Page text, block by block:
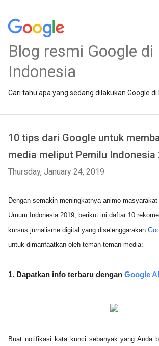
Blog resmi Google di
Indonesia
Cari tahu apa yang sedang dilakukan Google di
10 tips dari Google untuk
media meliput Pemilu Indonesia
Thursday, January 24, 2019
Dengan semakin meningkatnya animo
Umum Indonesia 2019, berikut ini daftar 10
kursus jurnalisme digital yang diselenggarakan
untuk dimanfaatkan oleh teman-teman media:
1. Dapatkan info terbaru dengan Google
Buat notifikasi kata kunci sebanyak yang Anda